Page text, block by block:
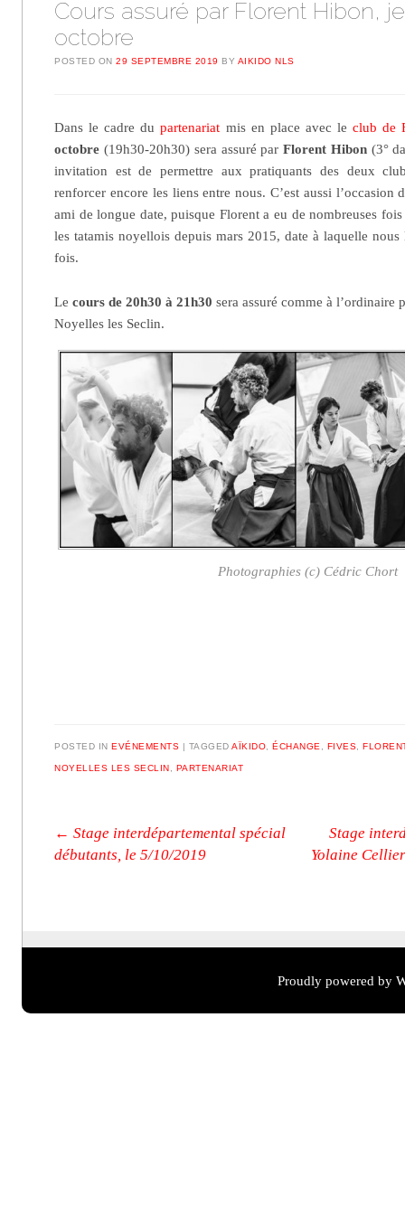
Cours assuré par Florent Hibon,
octobre
POSTED ON29 SEPTEMBRE 2019 BY AIKIDO NLS
Dans le cadre dupartenariat mis en place avec le club de
octobre (19h30-20h30) sera assuré parFlorent Hibon (3°
invitation est de permettre aux pratiquants des deux
renforcer encore les liens entre nous. C’est aussi l’occasion
ami de longue date, puisque Florent a eu de nombreuses fois
les tatamis noyellois depuis mars 2015, date à laquelle
fois.
Lecours de 20h30 à 21h30 sera assuré comme à l’ordinaire
Noyelles les Seclin.
Photographies (c) Cédric Chort
POSTED INEVÉNEMENTS | TAGGEDAÏKIDO ,ÉCHANGE FIVES ,
NOYELLES LES SECLIN PARTENARIAT
Post navigation
← Stage interdépartemental spécial
débutants, le 5/10/2019
Stage
Yolaine
Proudly powered by